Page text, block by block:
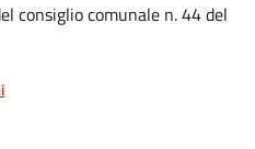
consiglio comunale n. 44 del